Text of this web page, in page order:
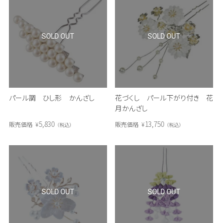
パール調 ひし形 かんざし
販売価格 ¥5,830 税込
SOLD OUT
花づくし パール下がり付き 花
月かんざし
販売価格 ¥13,750 税込
SOLD OUT
SOLD OUT SOLD OUT